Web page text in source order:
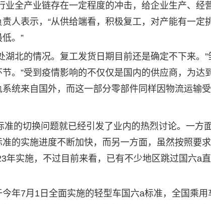
全产业链存在一定程度的冲击，给企业生产、经
人表示，“从供给端看，积极复工，对产能有一定
。”
北的情况。复工发货日期目前还是确定不下来。”
。”受到疫情影响的不仅仅是国内的供应商，为达
统来自国外，而这一部分零部件同样因物流运输受
切换问题就已经引发了业内的热烈讨论。一方
的实施进度不断加快，而另一方面，虽然按照要
年实施，不过目前来看，已有不少地区跳过国六a
7月1日全面实施的轻型车国六a标准，全国乘用